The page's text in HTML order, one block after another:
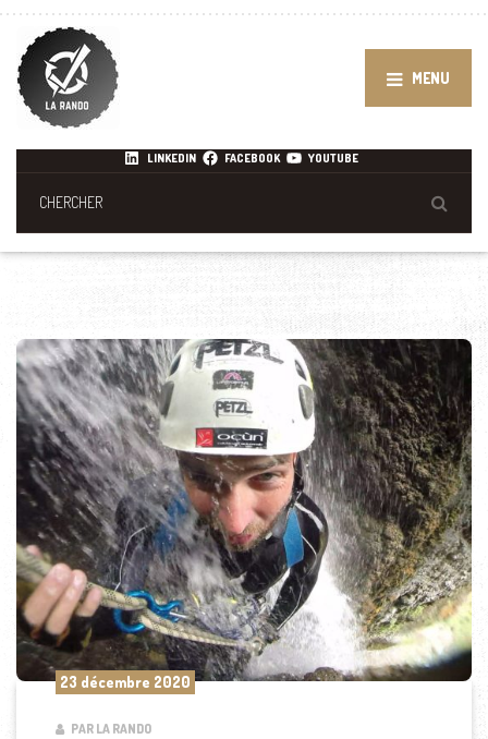
MENU
LINKEDIN FACEBOOK YOUTUBE
23 décembre 2020
PAR LA RANDO